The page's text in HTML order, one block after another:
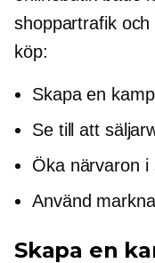
shoppartrafik
köp:
Skapa en
Se till att
Öka närvaron i
Använd
Skapa en